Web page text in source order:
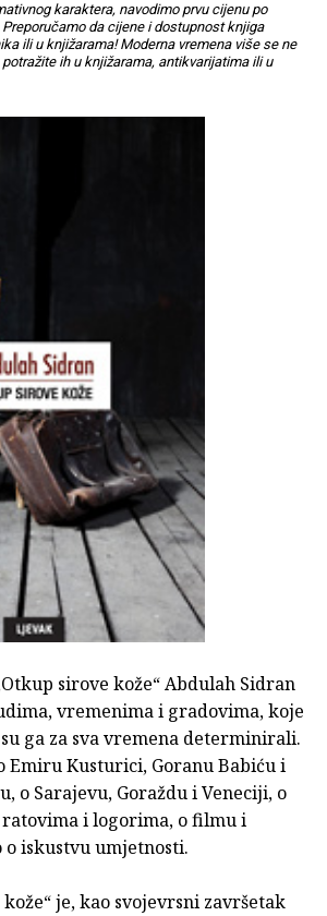
karaktera, navodimo prvu cijenu po
da cijene i dostupnost knjiga
ili u knjižarama! Moderna vremena više se ne
ih u knjižarama, antikvarijatima ili u
sirove kože“ Abdulah Sidran
vremenima i gradovima, koje
ga za sva vremena determinirali.
Emiru Kusturici, Goranu Babiću i
o Sarajevu, Goraždu i Veneciji, o
i logorima, o filmu i
iskustvu umjetnosti.
je, kao svojevrsni završetak